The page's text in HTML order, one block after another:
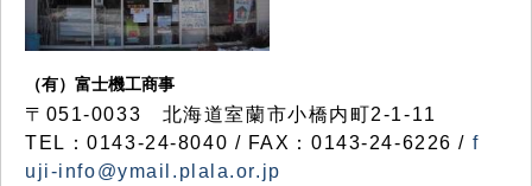
（有）富士機工商事
〒051-0033 北海道室蘭市小橋内町2-1-11
TEL：0143-24-8040 / FAX：0143-24-6226 / f
uji-info@ymail.plala.or.jp